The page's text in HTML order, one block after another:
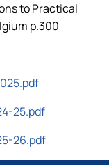
to Practical
р.300
25.pdf
26.pdf